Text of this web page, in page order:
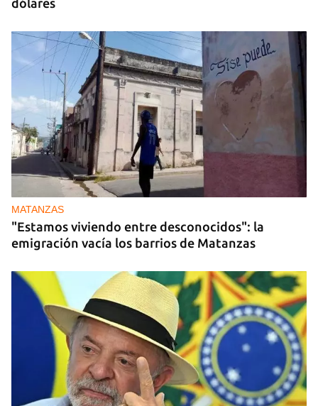
dólares
MATANZAS
"Estamos viviendo entre desconocidos": la
emigración vacía los barrios de Matanzas